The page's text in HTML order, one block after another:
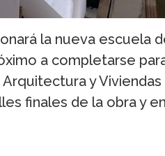
la nueva escuela
a completarse
y
finales de la obra y